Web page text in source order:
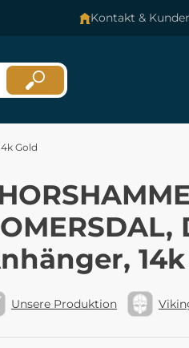
Kontakt &
Gold
Unsere Produktion